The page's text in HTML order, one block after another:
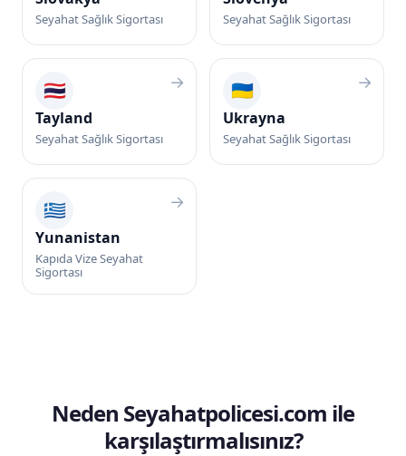
Seyahat Sağlık Sigortası Seyahat Sağlık Sigortası
🇹🇭
Tayland
Seyahat Sağlık Sigortası
→ 🇺🇦
Ukrayna
Seyahat Sağlık Sigortası
→
🇬🇷
Yunanistan
Kapıda Vize Seyahat
Sigortası
→
Neden Seyahatpolicesi.com ile
karşılaştırmalısınız?